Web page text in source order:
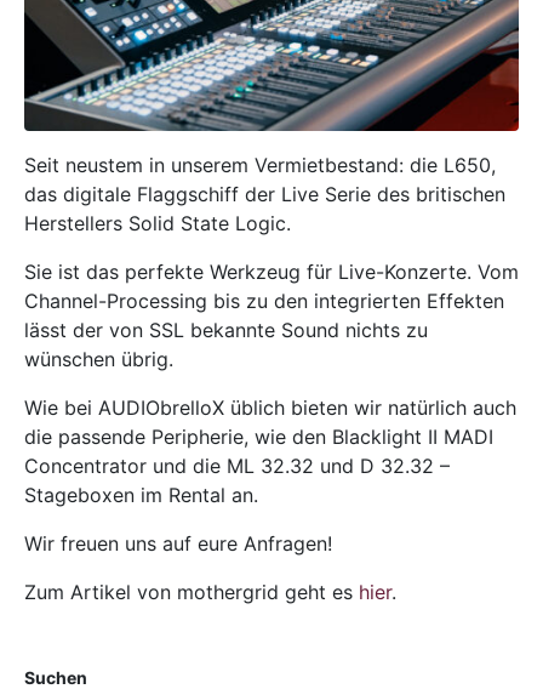
Seit neustem in unserem Vermietbestand: die L650,
das digitale Flaggschiff der Live Serie des britischen
Herstellers Solid State Logic.
Sie ist das perfekte Werkzeug für Live-Konzerte. Vom
Channel-Processing bis zu den integrierten Effekten
lässt der von SSL bekannte Sound nichts zu
wünschen übrig.
Wie bei AUDIObrelloX üblich bieten wir natürlich auch
die passende Peripherie, wie den Blacklight II MADI
Concentrator und die ML 32.32 und D 32.32 –
Stageboxen im Rental an.
Wir freuen uns auf eure Anfragen!
Zum Artikel von mothergrid geht es hier.
Suchen